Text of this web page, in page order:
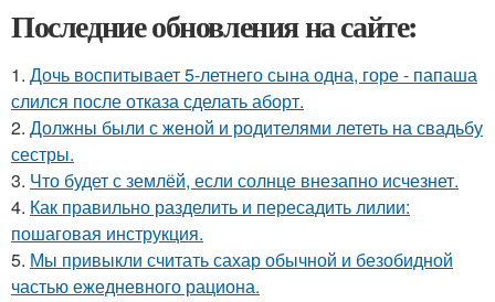
Последние обновления на сайте:
1. Дочь воспитывает 5-летнего сына одна, горе - папаша
слился после отказа сделать аборт.
2. Должны были с женой и родителями лететь на свадьбу
сестры.
3. Что будет с землёй, если солнце внезапно исчезнет.
4. Как правильно разделить и пересадить лилии:
пошаговая инструкция.
5. Мы привыкли считать сахар обычной и безобидной
частью ежедневного рациона.